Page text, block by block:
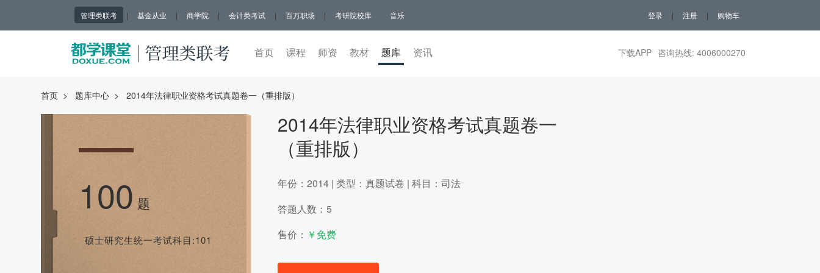
管理类联考 | 基金从业 | 商学院 | 会计类考试 | 百万职场 | 考研院校库 音乐 登录 | 注册 | 购物车
首页 课程 师资 教材 题库 (current)
资讯 下载APP 咨询热线: 4006000270
首页> 题库中心> 2014年法律职业资格考试真题卷一（重排版）
100 题
硕士研究生统一考试科目:101
2014年法律职业资格考试真题卷一
（重排版）
年份：2014 | 类型：真题试卷 | 科目：司法
答题人数：5
售价： ￥免费